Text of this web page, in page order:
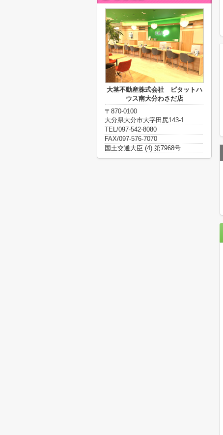
大茎不動産株式会社 ピタットハ
ウス南大分わさだ店
〒870-0100
大分県大分市大字田尻143-1
TEL/097-542-8080
FAX/097-576-7070
国土交通大臣 (4) 第7968号